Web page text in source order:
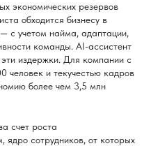
экономических резервов
обходится бизнесу в
с учетом найма, адаптации,
команды. AI-ассистент
эти издержки. Для компании с
человек и текучестью кадров
более чем 3,5 млн
счет роста
ядро сотрудников, от которых